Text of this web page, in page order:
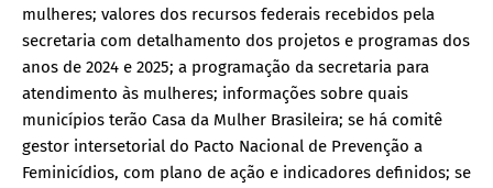
mulheres; valores dos recursos federais recebidos pela
secretaria com detalhamento dos projetos e programas dos
anos de 2024 e 2025; a programação da secretaria para
atendimento às mulheres; informações sobre quais
municípios terão Casa da Mulher Brasileira; se há comitê
gestor intersetorial do Pacto Nacional de Prevenção a
Feminicídios, com plano de ação e indicadores definidos; se